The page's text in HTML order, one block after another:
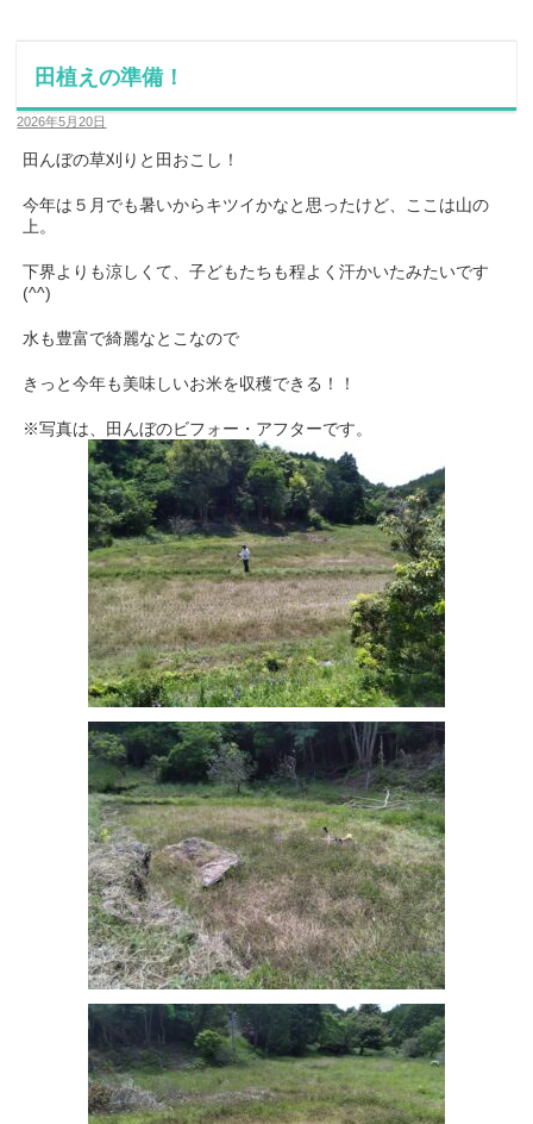
田植えの準備！
2026年5月20日
田んぼの草刈りと田おこし！
今年は５月でも暑いからキツイかなと思ったけど、ここは山の
上。
下界よりも涼しくて、子どもたちも程よく汗かいたみたいです
(^^)
水も豊富で綺麗なとこなので
きっと今年も美味しいお米を収穫できる！！
※写真は、田んぼのビフォー・アフターです。